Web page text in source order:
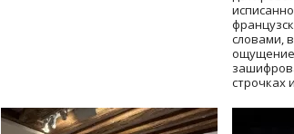
словами,
ощущение
строчках